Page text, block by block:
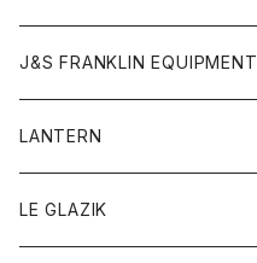
フリース
マフラー
靴
カーディガン
ジャケット
ボトム
オーバーオール
ショートパンツ
レディース
アウター
ストール
カットソー
シャツ
ボトム
オーバーオール
ショートパンツ
レディース
オーバーオール
ワンピース
トレーナー
トップス
Gジャケット
スウェット
帽子
帽子
ボトム
J&S FRANKLIN EQUIPMENT
アウター
LANTERN
アウター
LE GLAZIK